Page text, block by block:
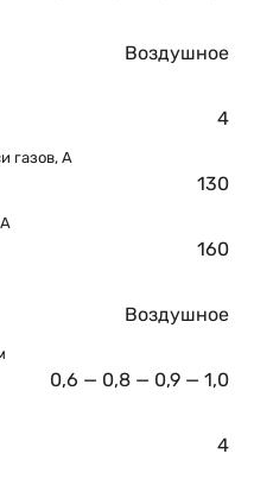
Воздушное
4
газов, А
130
160
Воздушное
0,6 — 0,8 — 0,9 — 1,0
4